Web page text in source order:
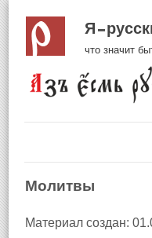
Я
что значит
Молитвы
Материал создан: